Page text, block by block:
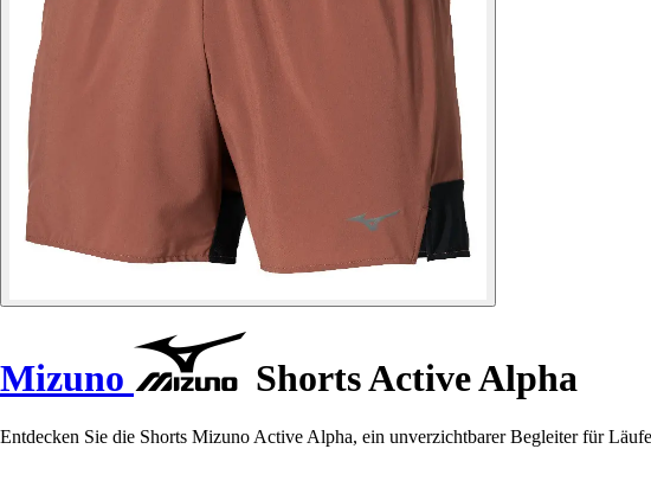
Mizuno Shorts Active Alpha
Entdecken Sie die Shorts Mizuno Active Alpha, ein unverzichtbarer Begleiter für